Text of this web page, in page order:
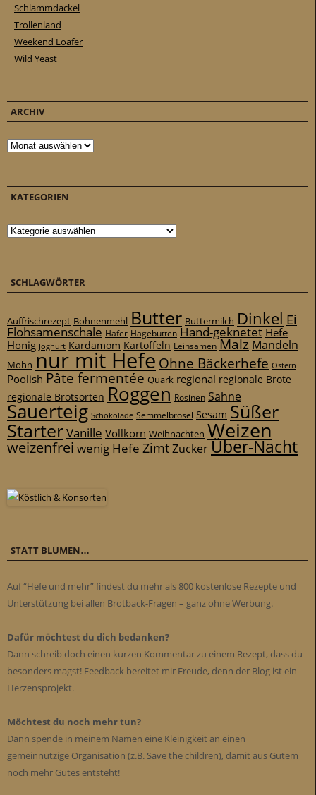
Schlammdackel
Trollenland
Weekend Loafer
Wild Yeast
ARCHIV
Archiv
KATEGORIEN
Kategorien
SCHLAGWÖRTER
Auffrischrezept Bohnenmehl Butter Buttermilch Dinkel Ei
Flohsamenschale Hafer Hagebutten Hand-geknetet Hefe
Honig Joghurt Kardamom Kartoffeln Leinsamen Malz Mandeln
Mohn nur mit Hefe Ohne Bäckerhefe Ostern
Poolish Pâte fermentée Quark regional regionale Brote
regionale Brotsorten Roggen Rosinen Sahne
Sauerteig Schokolade Semmelbrösel Sesam Süßer
StarterVanille Vollkorn Weihnachten Weizen
weizenfrei wenig Hefe ZimtZuckerÜber-Nacht
STATT BLUMEN…
Auf “Hefe und mehr” findest du mehr als 800 kostenlose Rezepte und
Unterstützung bei allen Brotback-Fragen – ganz ohne Werbung.
Dafür möchtest du dich bedanken?
Dann schreib doch einen kurzen Kommentar zu einem Rezept, dass du
besonders magst! Feedback bereitet mir Freude, denn der Blog ist ein
Herzensprojekt.
Möchtest du noch mehr tun?
Dann spende in meinem Namen eine Kleinigkeit an einen
gemeinnützige Organisation (z.B. Save the children), damit aus Gutem
noch mehr Gutes entsteht!